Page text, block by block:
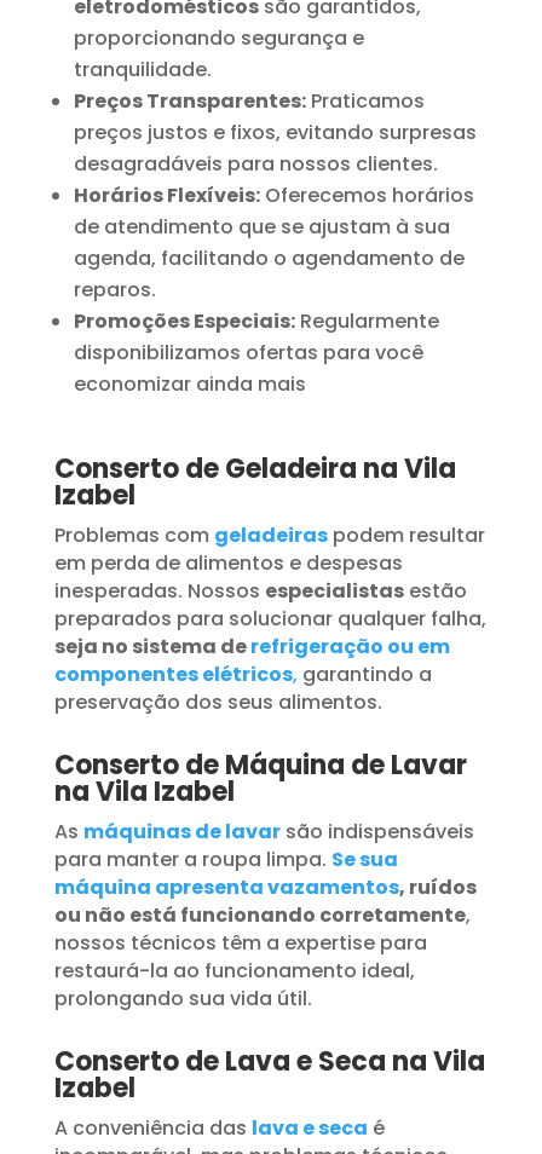
eletrodomésticossão garantidos,
proporcionando segurança e
tranquilidade.
Preços Transparentes:Praticamos
preços justos e fixos, evitando surpresas
desagradáveis para nossos clientes.
Horários Flexíveis:Oferecemos horários
de atendimento que se ajustam à sua
agenda, facilitando o agendamento de
reparos.
Promoções Especiais:Regularmente
disponibilizamos ofertas para você
economizar ainda mais
Conserto de Geladeira na Vila
Izabel
Problemas com geladeiraspodem resultar
em perda de alimentos e despesas
inesperadas. Nossos especialistasestão
preparados para solucionar qualquer falha,
seja no sistema derefrigeração ou em
componentes elétricos, garantindo a
preservação dos seus alimentos.
Conserto de Máquina de Lavar
na Vila Izabel
As máquinas de lavar são indispensáveis
para manter a roupa limpa. Se sua
máquina apresenta vazamentos, ruídos
ou não está funcionando corretamente,
nossos técnicos têm a expertise para
restaurá-la ao funcionamento ideal,
prolongando sua vida útil.
Conserto de Lava e Seca na Vila
Izabel
A conveniência das lava e seca é